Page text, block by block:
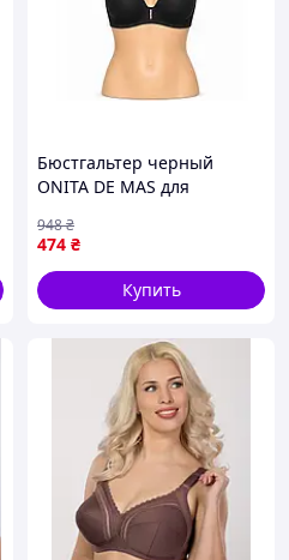
Бюстгальтер черный
ONITA DE MAS для
поддержкой и гладкой
тканью
474 ₴
948₴
Купить